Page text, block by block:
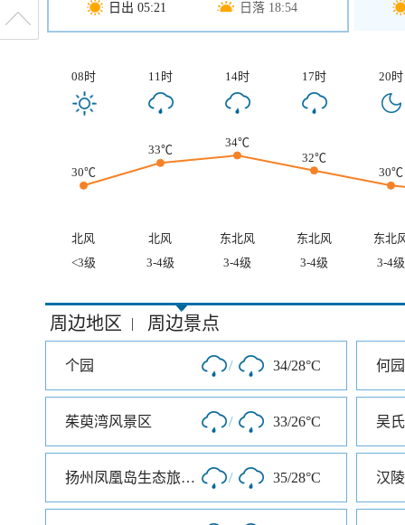
日出 05:21 日落 18:54
08时 11时 14时 17时 20时
30℃
33℃
34℃
32℃
30℃
北风 北风 东北风 东北风
东北
<3级
3-4级 3-4级 3-4级 3-4级
周边地区 | 周边景点
个园 / 34/28°C 何园
茱萸湾风景区 / 33/26°C 吴
扬州凤凰岛生态旅游区 / 35/28°C 汉